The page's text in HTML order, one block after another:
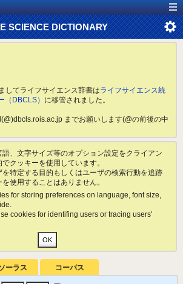
SCIENCE DICTIONARY
してライフサイエンス辞書はライフサイエンス統
（DBCLS） に移管されました。
までお願いします(@の前後の中
、文字サイズ等のオプション設定をクライアン
クッキーを使用しています。
特定する目的もしくはユーザの検索行動を追跡
使用することはありません。
for storing preferences on language, font size,
cookies for identifing users or tracing users'
ーラス コーパス